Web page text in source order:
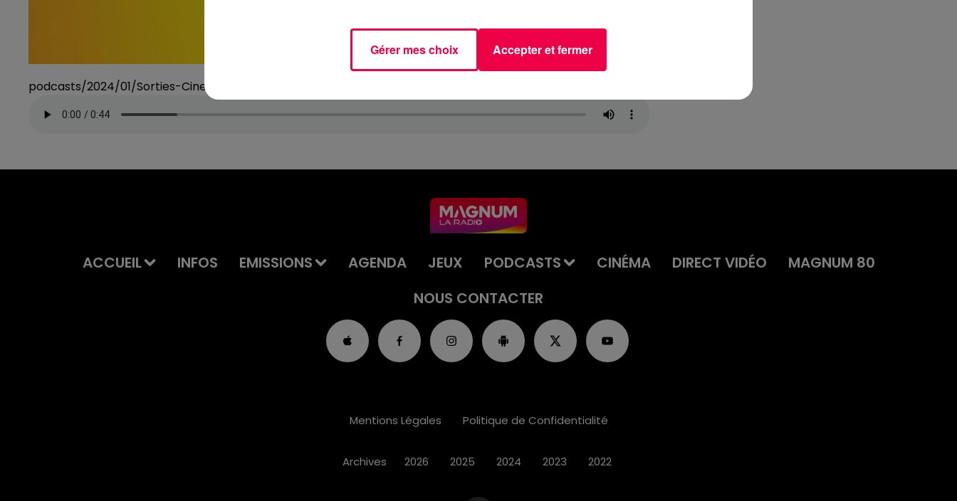
podcasts/2024/01/Sorties-Cine-31012024.mp3
ACCUEIL INFOS EMISSIONS AGENDA JEUX PODCASTS CINÉMA DIRECT VIDÉO
MAGNUM 80
NOUS CONTACTER
Mentions Légales Politique de Confidentialité
Archives 2026 2025 2024 2023 2022
Gérer mes choix Accepter et fermer